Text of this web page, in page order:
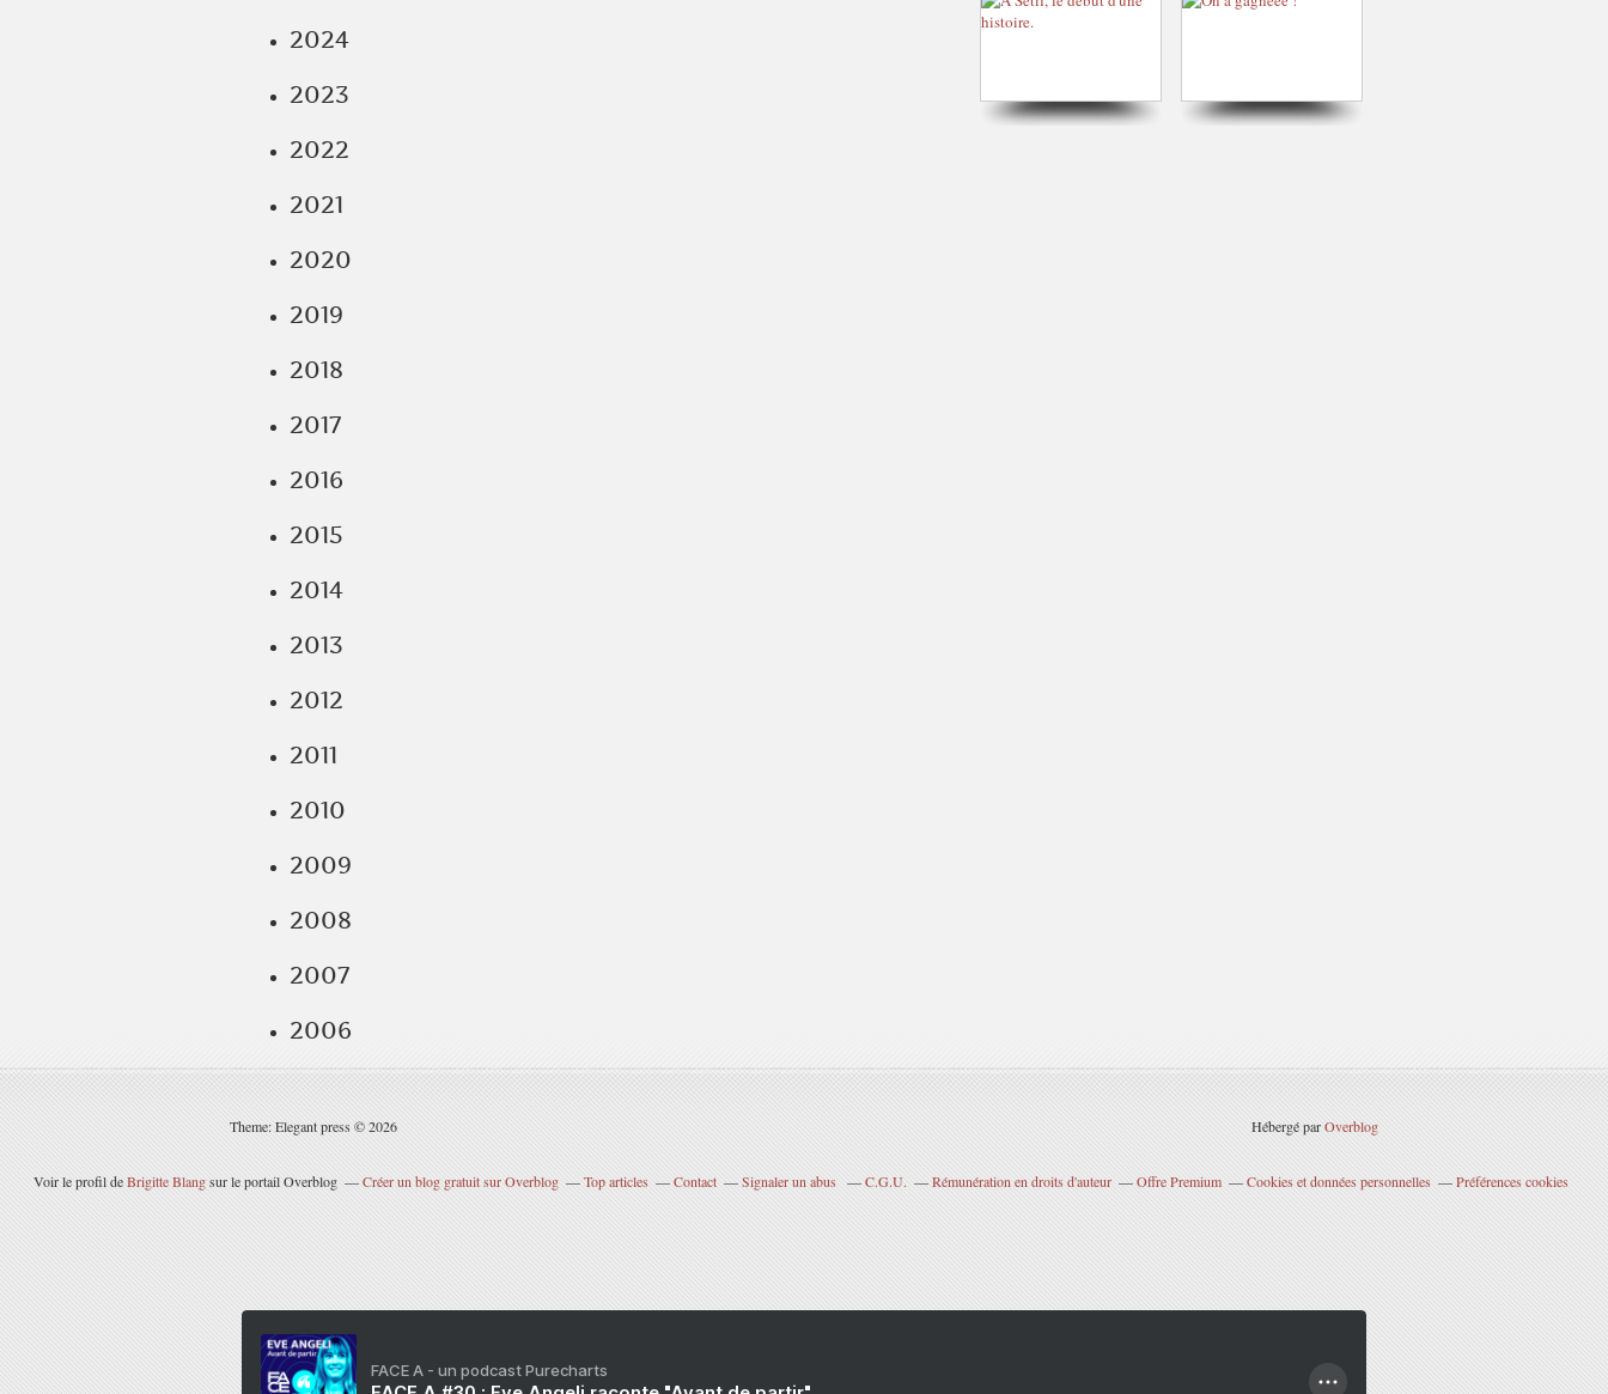
2024
2023
2022
2021
2020
2019
2018
2017
2016
2015
2014
2013
2012
2011
2010
2009
2008
2007
2006
Theme: Elegant press © 2026 Hébergé parOverblog
Voir le profil deBrigitte Blangsur le portail Overblog Créer un blog gratuit sur Overblog Top articles Contact Signaler un abus C.G.U. Rémunération en droits d'auteur Offre Premium Cookies et données personnelles Préférences cookies
FACE A - un podcast Purecharts